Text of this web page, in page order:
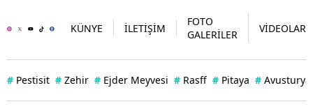
KÜNYE İLETİŞİM
FOTO
GALERİLER
VİDEOLAR
# Pestisit # Zehir # Ejder Meyvesi # Rasff # Pitaya # Avusturya